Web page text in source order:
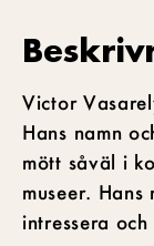
Victor
Hans namn
mött såväl i
museer.
intressera